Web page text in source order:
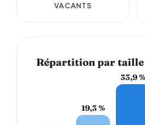
VACANTS
Répartition par taille
19,3 %
33,9 %